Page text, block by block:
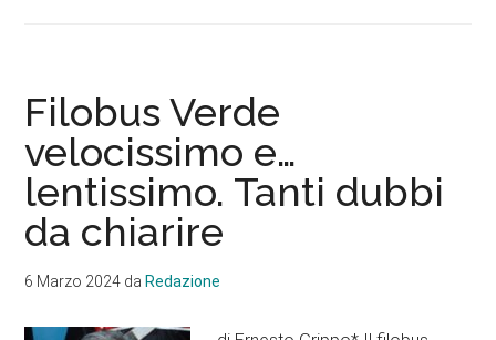
Filobus Verde
velocissimo e…
lentissimo. Tanti dubbi
da chiarire
6 Marzo 2024 daRedazione